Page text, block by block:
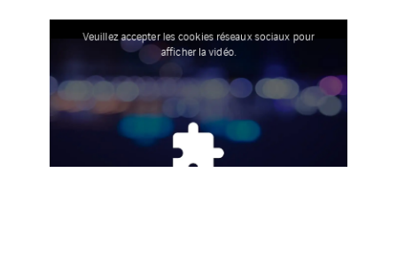
Veuillez accepter les cookies réseaux sociaux pour
afficher la vidéo.